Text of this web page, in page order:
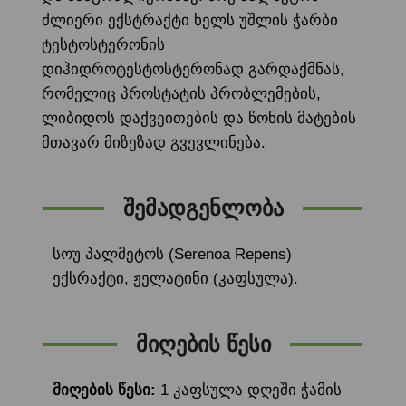
ძლიერი ექსტრაქტი ხელს უშლის ჭარბი
ტესტოსტერონის
დიჰიდროტესტოსტერონად გარდაქმნას,
რომელიც პროსტატის პრობლემების,
ლიბიდოს დაქვეითების და წონის მატების
მთავარ მიზეზად გვევლინება.
შემადგენლობა
სოუ პალმეტოს (Serenoa Repens)
ექსრაქტი, ჟელატინი (კაფსულა).
მიღების წესი
მიღების წესი: 1 კაფსულა დღეში ჭამის